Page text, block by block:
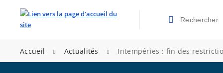
Valider la
Accueil Actualités Intempéries : fin des